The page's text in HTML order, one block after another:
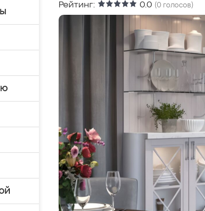
Рейтинг: 0.0 (0 голосов)